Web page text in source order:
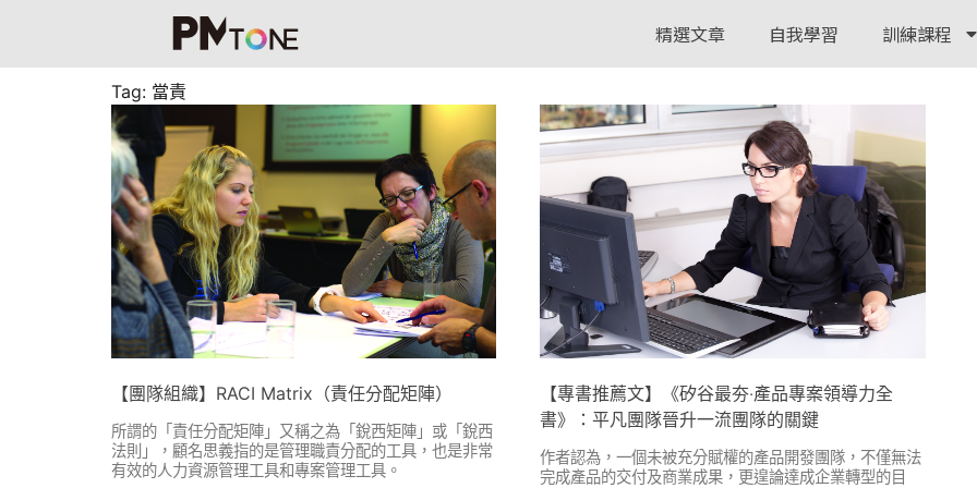
精選文章 自我學習 訓練課程
Tag: 當責
【團隊組織】RACI Matrix（責任分配矩陣）
所謂的「責任分配矩陣」又稱之為「銳西矩陣」或「銳西
法則」，顧名思義指的是管理職責分配的工具，也是非常
有效的人力資源管理工具和專案管理工具。
【專書推薦文】《矽谷最夯‧產品專案領導力全
書》：平凡團隊晉升一流團隊的關鍵
作者認為，一個未被充分賦權的產品開發團隊，不僅無法
完成產品的交付及商業成果，更遑論達成企業轉型的目